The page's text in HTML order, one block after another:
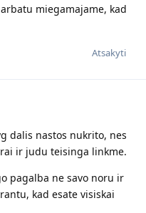
miegamajame, kad
Atsakyti
dalis nastos nukrito, nes
ir judu teisinga linkme.
pagalba ne savo noru ir
kad esate visiskai